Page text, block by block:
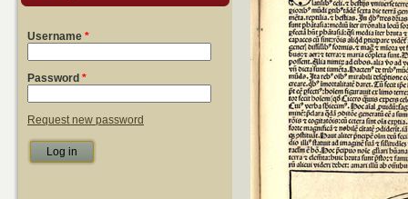
Username *
Password *
Request new password